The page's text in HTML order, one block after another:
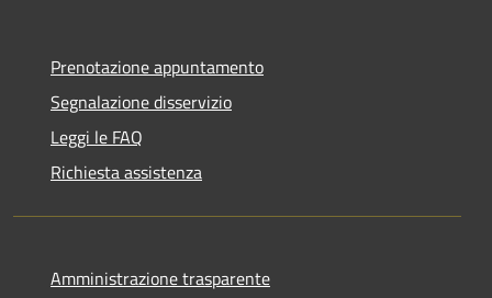
Prenotazione appuntamento
Segnalazione disservizio
Leggi le FAQ
Richiesta assistenza
Amministrazione trasparente